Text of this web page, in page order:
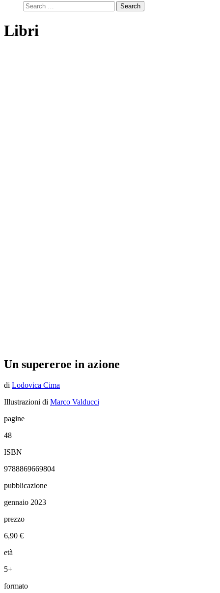
Search
Libri
Un supereroe in azione
di Lodovica Cima
Illustrazioni di Marco Valducci
pagine
48
ISBN
9788869669804
pubblicazione
gennaio 2023
prezzo
6,90 €
età
5+
formato